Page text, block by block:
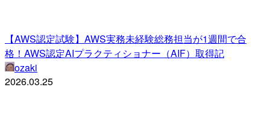
【AWS認定試験】AWS実務未経験総務担当が1週間で合
格！AWS認定AIプラクティショナー（AIF）取得記
ozaki
2026.03.25